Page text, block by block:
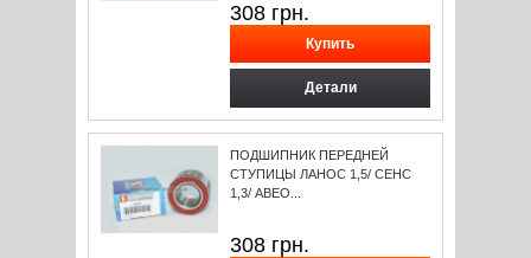
308 грн.
Детали
ПОДШИПНИК ПЕРЕДНЕЙ
СТУПИЦЫ ЛАНОС 1,5/ СЕНС
1,3/ АВЕО...
308 грн.